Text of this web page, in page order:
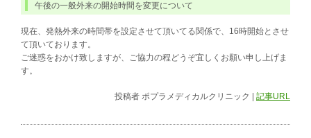
午後の一般外来の開始時間を変更について
現在、発熱外来の時間帯を設定させて頂いてる関係で、16時開始とさせ
て頂いております。
ご迷惑をおかけ致しますが、ご協力の程どうぞ宜しくお願い申し上げま
す。
投稿者 ポプラメディカルクリニック 記事URL